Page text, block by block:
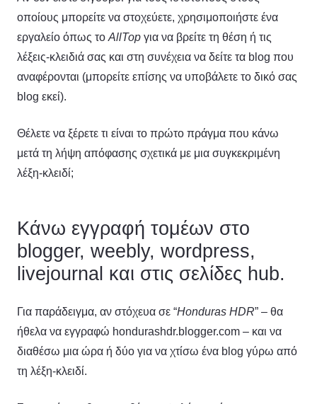
οποίους μπορείτε να στοχεύετε, χρησιμοποιήστε ένα
εργαλείο όπως το AllTop για να βρείτε τη θέση ή τις
λέξεις-κλειδιά σας και στη συνέχεια να δείτε τα blog που
αναφέρονται (μπορείτε επίσης να υποβάλετε το δικό σας
blog εκεί).
Θέλετε να ξέρετε τι είναι το πρώτο πράγμα που κάνω
μετά τη λήψη απόφασης σχετικά με μια συγκεκριμένη
λέξη-κλειδί;
Κάνω εγγραφή τομέων στο
blogger, weebly, wordpress,
livejournal και στις σελίδες hub.
Για παράδειγμα, αν στόχευα σε “Honduras HDR” – θα
ήθελα να εγγραφώ hondurashdr.blogger.com – και να
διαθέσω μια ώρα ή δύο για να χτίσω ένα blog γύρω από
τη λέξη-κλειδί.